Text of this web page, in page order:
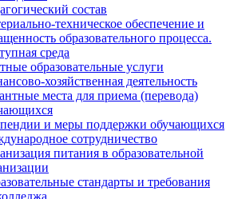
состав
техническое обеспечение и
образовательного процесса.
среда
образовательные услуги
хозяйственная деятельность
места для приема (перевода)
и меры поддержки обучающихся
сотрудничество
питания в образовательной
стандарты и требования